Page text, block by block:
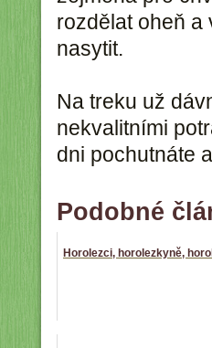
rozdělat oheň a
nasytit.
Na treku už
nekvalitními
dni pochutnáte
Podobné
Horolezci, horolezkyně,